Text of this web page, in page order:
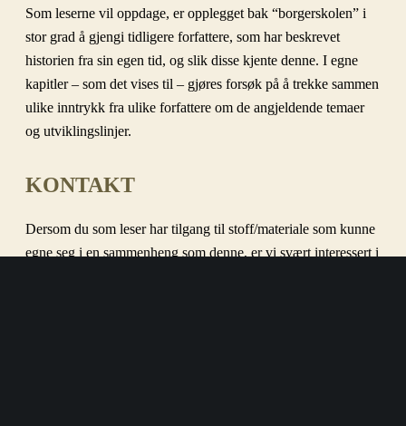
Som leserne vil oppdage, er opplegget bak “borgerskolen” i
stor grad å gjengi tidligere forfattere, som har beskrevet
historien fra sin egen tid, og slik disse kjente denne. I egne
kapitler – som det vises til – gjøres forsøk på å trekke sammen
ulike inntrykk fra ulike forfattere om de angjeldende temaer
og utviklingslinjer.
KONTAKT
Dersom du som leser har tilgang til stoff/materiale som kunne
egne seg i en sammenheng som denne, er vi svært interessert i